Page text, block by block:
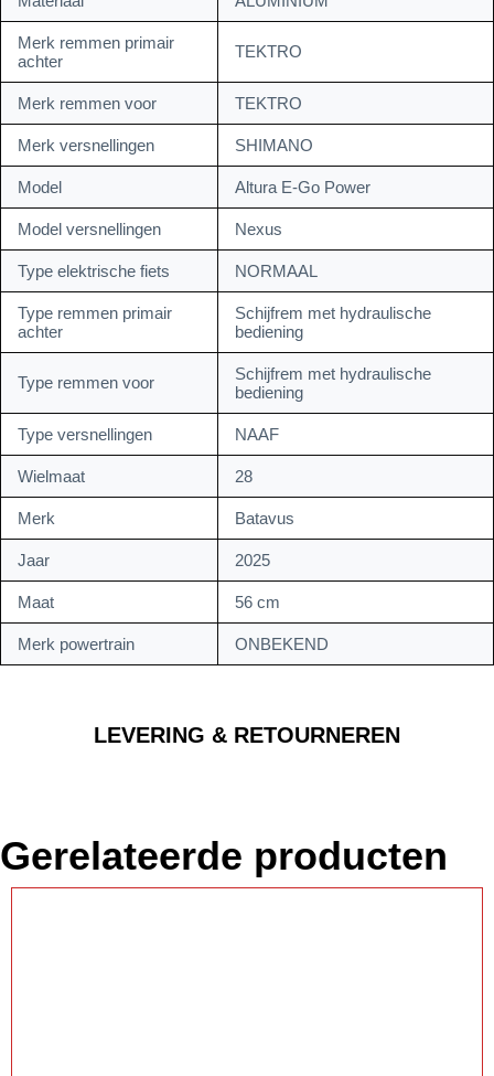
LEVERING & RETOURNEREN
Merk remmen primair
achter
TEKTRO
Merk remmen voor TEKTRO
Merk versnellingen SHIMANO
Model Altura E-Go Power
Model versnellingen Nexus
Type elektrische fiets NORMAAL
Type remmen primair
achter
Schijfrem met hydraulische
bediening
Type remmen voor
Schijfrem met hydraulische
bediening
Type versnellingen NAAF
Wielmaat 28
Merk Batavus
Jaar 2025
Maat 56 cm
Merk powertrain ONBEKEND
Gerelateerde producten